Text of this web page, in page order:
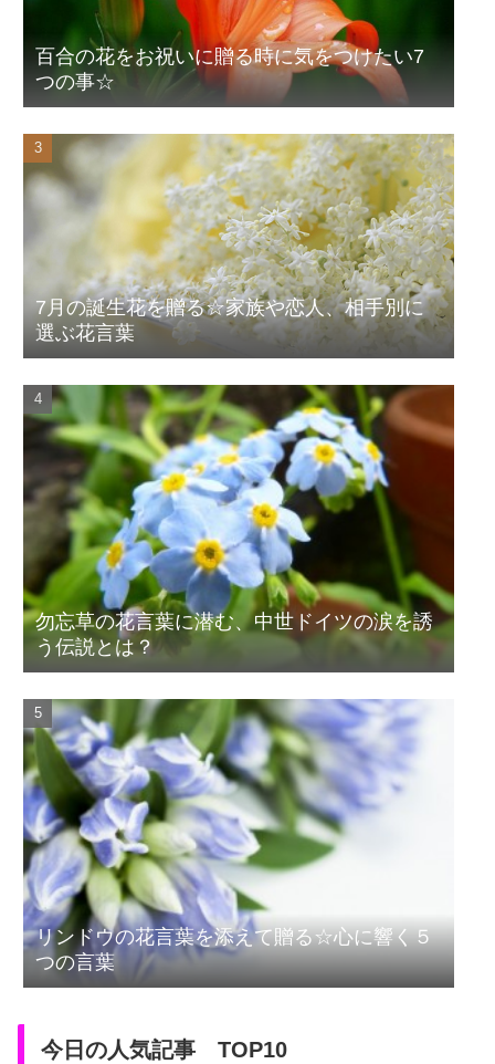
百合の花をお祝いに贈る時に気をつけたい7
つの事☆
7月の誕生花を贈る☆家族や恋人、相手別に
選ぶ花言葉
勿忘草の花言葉に潜む、中世ドイツの涙を誘
う伝説とは？
リンドウの花言葉を添えて贈る☆心に響く５
つの言葉
今日の人気記事 TOP10